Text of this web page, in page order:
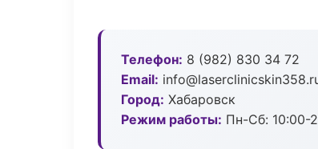
Телефон: 8 (982) 830 34 72
Email:
Город: Хабаровск
Режим работы: Пн-Сб: 10:00-